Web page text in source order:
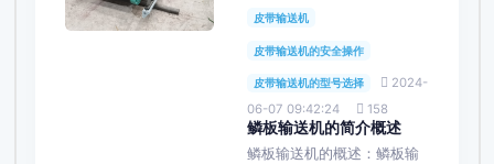
皮带输送机
皮带输送机的安全操作
皮带输送机的型号选择
2024-
06-07 09:42:24
158
鳞板输送机的简介概述
鳞板输送机的概述：鳞板输